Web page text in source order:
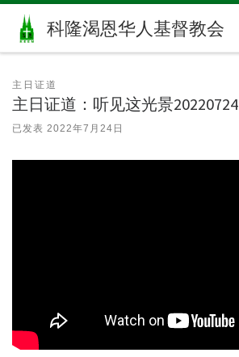
Skip to content
科隆渴恩华人基督教会
主日证道
主日证道：听见这光景20220724
已发表 2022年7月24日